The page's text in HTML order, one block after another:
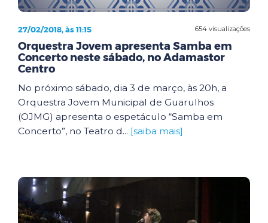
654 visualizações
27/02/2018, às 11:15
Orquestra Jovem apresenta Samba em
Concerto neste sábado, no Adamastor
Centro
No próximo sábado, dia 3 de março, às 20h, a
Orquestra Jovem Municipal de Guarulhos
(OJMG) apresenta o espetáculo “Samba em
Concerto”, no Teatro d... [saiba mais]